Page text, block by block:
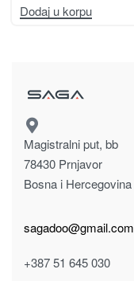
Dodaj u korpu
Magistralni put, bb
78430 Prnjavor
Bosna i Hercegovina
sagadoo@gmail.com
+387 51 645 030